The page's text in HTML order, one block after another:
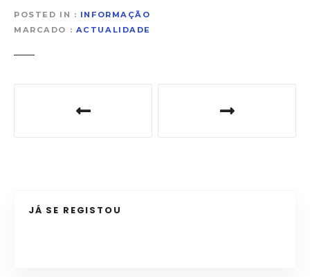
POSTED IN
INFORMAÇÃO
MARCADO
ACTUALIDADE
JÁ SE REGISTOU